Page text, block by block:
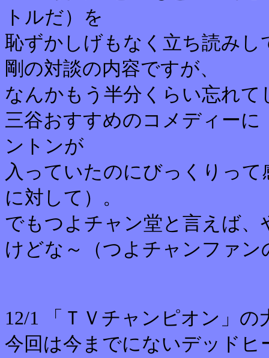
トルだ）を
恥ずかしげもなく立ち読み
剛の対談の内容ですが、
なんかもう半分くらい忘れ
三谷おすすめのコメディー
ントンが
入っていたのにびっくりっ
に対して）。
でもつよチャン堂と言えば、
けどな～（つよチャンファ
12/1 「ＴＶチャンピオン」
今回は今までにないデッド